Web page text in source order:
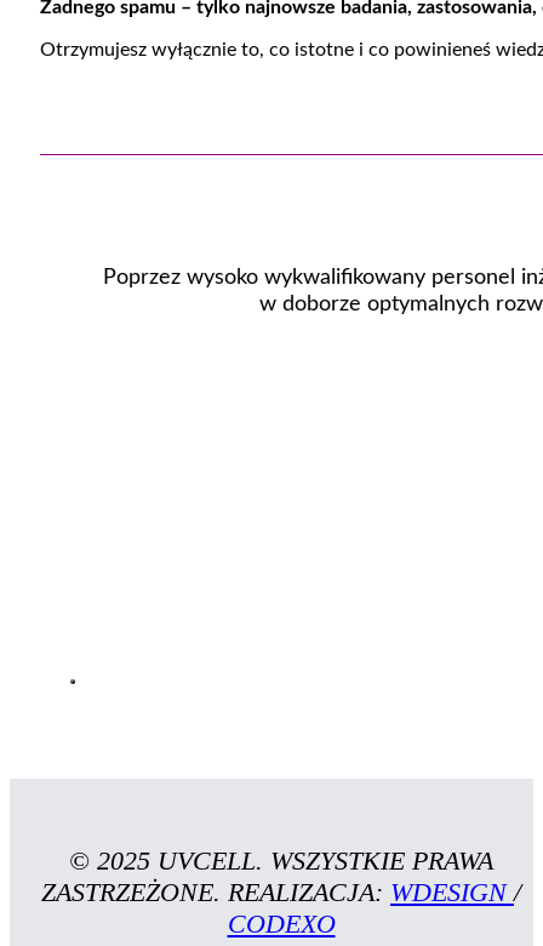
Żadnego spamu – tylko najnowsze badania,
Otrzymujesz wyłącznie to, co istotne i co powinieneś
Poprzez wysoko wykwalifikowany personel
w doborze optymalnych
© 2025 UVCELL. WSZYSTKIE PRAWA
ZASTRZEŻONE. REALIZACJA: WDESIGN/
CODEXO